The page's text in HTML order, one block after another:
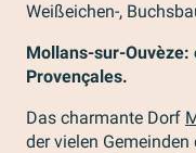
Weißeichen-,
Mollans-sur-Ouvèze:
Provençales.
Das charmante Dorf
der vielen